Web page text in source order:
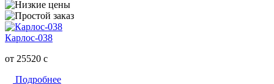
Карлос-038
от 25520 c
Подробнее